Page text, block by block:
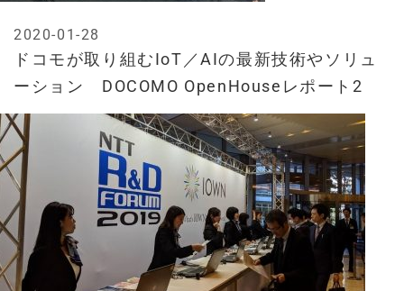
ドコモが取り組むIoT／AIの最新技術やソリュ
ーション DOCOMO OpenHouseレポート2
2020-01-28